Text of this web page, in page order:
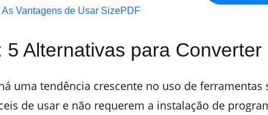
As Vantagens de Usar SizePDF
5 Alternativas para
uma tendência crescente no uso de
de usar e não requerem a instalação de